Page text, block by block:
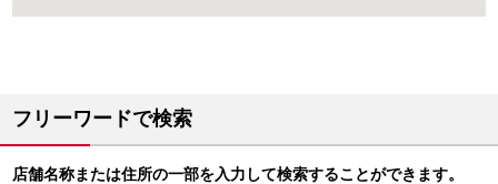
フリーワードで検索
店舗名称または住所の一部を入力して検索することができます。